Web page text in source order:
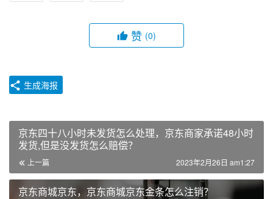
赞 (0)
生成海报
京东四十八小时未发货怎么处理，京东商家承诺48小时
发货,但是没发货怎么赔偿？
上一篇 2023年2月26日 am1:27
京东商城京东，京东商城京东金条怎么注销？